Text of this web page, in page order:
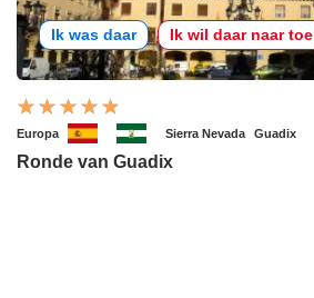
Ik was daar Ik wil daar naar toe
Europa Sierra Nevada Guadix
Ronde van Guadix